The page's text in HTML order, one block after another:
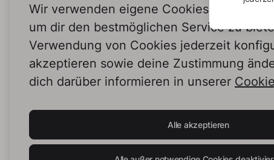
Wir verwenden eigene Cookies und
um dir den bestmöglichen Service zu
Verwendung von Cookies jederzeit
akzeptieren sowie deine Zustimmung
dich darüber informieren in unserer
Alle akzeptieren